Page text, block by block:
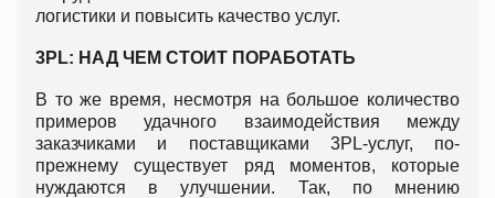
логистики и повысить качество услуг.
3PL: НАД ЧЕМ СТОИТ ПОРАБОТАТЬ
В то же время, несмотря на большое количество
примеров удачного взаимодействия между
заказчиками и поставщиками 3PL-услуг, по-
прежнему существует ряд моментов, которые
нуждаются в улучшении. Так, по мнению